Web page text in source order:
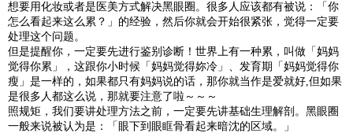
想要用化妆或者是医美方式解决黑眼圈。很多人应该都有被说：「你
怎么看起来这么累？」的经验，然后你就会开始很紧张，觉得一定要
处理这个问题。
但是提醒你，一定要先进行鉴别诊断！世界上有一种累，叫做「妈妈
觉得你累」，这跟你小时候「妈妈觉得妳冷」、发育期「妈妈觉得你
瘦」是一样的，如果都只有妈妈说的话，那你就当作是爱就好,但如果
是很多人都这么说，那就要注意了啦～～～
照规矩，我们要讲处理方法之前，一定要先讲基础生理解剖。黑眼圈
一般来说被认为是：「眼下到眼眶骨看起来暗沈的区域。」